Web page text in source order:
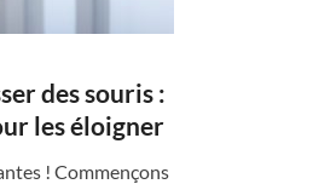
des souris :
les éloigner
! Commençons